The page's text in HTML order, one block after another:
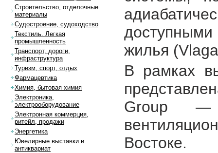
жилья
В рамках
Group —
Востоке.
Строительство, отделочные
материалы
Судостроение, судоходство
Текстиль. Легкая
промышленность
Транспорт, дороги,
инфраструктура
Туризм, спорт, отдых
Фармацевтика
Химия, бытовая химия
Электроника,
электрооборудование
Электронная коммерция,
ритейл, продажи
Энергетика
Ювелирные выставки и
антиквариат